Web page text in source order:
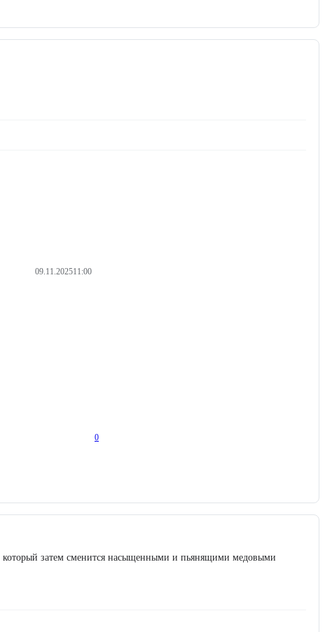
09.11.202511:00
0
затем сменится насыщенными и пьянящими медовыми